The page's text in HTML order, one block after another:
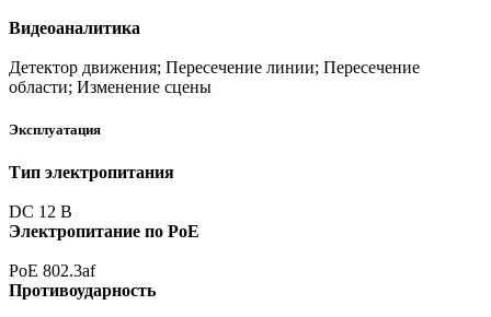
Видеоаналитика
Детектор движения; Пересечение линии; Пересечение
области; Изменение сцены
Эксплуатация
Тип электропитания
DC 12 В
Электропитание по PoE
PoE 802.3af
Противоударность